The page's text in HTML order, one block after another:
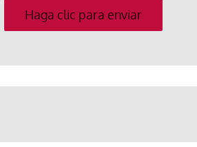
electrónico
Haga clic para enviar